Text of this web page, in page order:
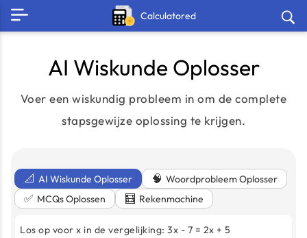
Calculatored
AI Wiskunde Oplosser
Voer een wiskundig probleem in om de complete
stapsgewijze oplossing te krijgen.
📐 AI Wiskunde Oplosser 🧠 Woordprobleem Oplosser
✅ MCQs Oplossen 🧮 Rekenmachine
Los op voor x in de vergelijking: 3x - 7 = 2x + 5